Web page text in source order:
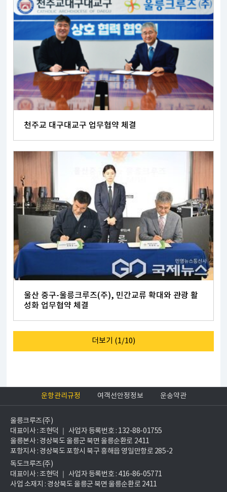
천주교 대구대교구 업무협약 체결
울산 중구-울릉크루즈(주), 민간교류 확대와 관광 활
성화 업무협약 체결
더보기 (1/10)
운항관리규정 여객선안정정보 운송약관
울릉크루즈(주)
대표이사 : 조현덕 ｜ 사업자 등록번호 : 132-88-01755
울릉본사 : 경상북도 울릉군 북면 울릉순환로 2411
포항지사 : 경상북도 포항시 북구 흥해읍 영일만항로 285-2
독도크루즈(주)
대표이사 : 조현덕 ｜ 사업자 등록번호 : 416-86-05771
사업 소재지 : 경상북도 울릉군 북면 울릉순환로 2411